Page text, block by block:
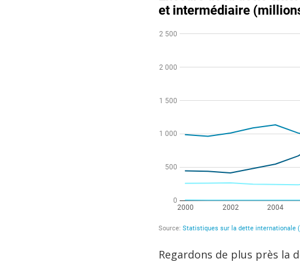
Regardons de plus près la